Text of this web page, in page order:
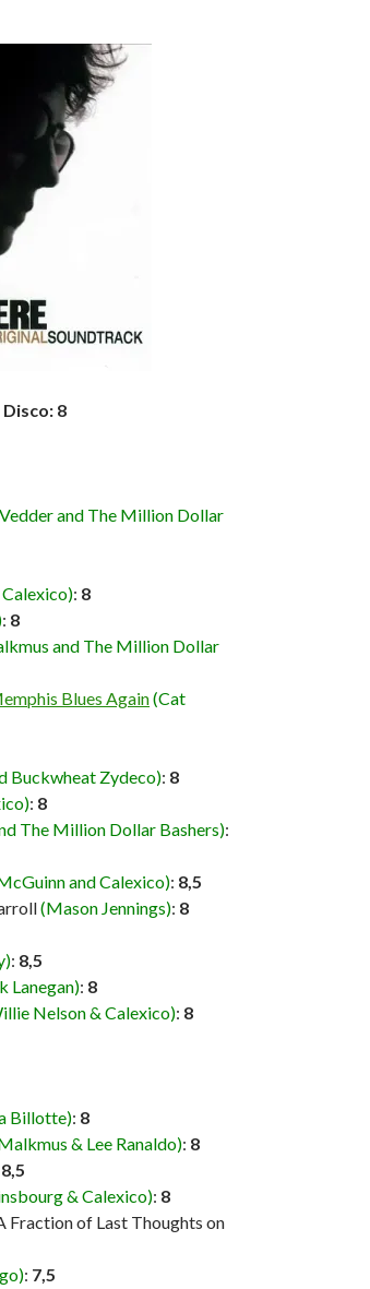
8
and The Million Dollar
Calexico): 8
: 8
and The Million Dollar
Blues Again(Cat
Buckwheat Zydeco): 8
: 8
The Million Dollar Bashers):
and Calexico): 8,5
(Mason Jennings): 8
: 8,5
Lanegan): 8
Nelson & Calexico): 8
Billotte): 8
& Lee Ranaldo): 8
8,5
& Calexico): 8
Fraction of Last Thoughts on
: 7,5